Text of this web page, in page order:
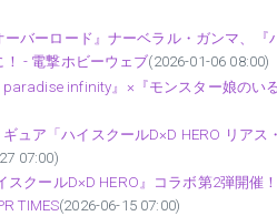
バーロード』ナーベラル・ガンマ、
- 電撃ホビーウェブ(2026-01-06 08:00)
paradise infinity』×『モンスター娘のい
ュア「ハイスクールD×D HERO リア
07:00)
スクールD×D HERO』コラボ第2弾開
TIMES(2026-06-15 07:00)